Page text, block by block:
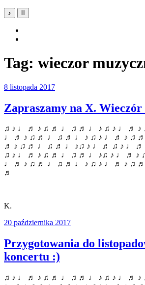
♪
Tag: wieczor
8 listopada 2017
Zapraszamy na X.
♫ ♪ ♩ ♬ ♪ ♫ ♬ ♩ ♫ ♬ ♩ ♪ ♫ ♪ ♩ ♬
♩ ♬ ♪ ♫ ♬ ♩ ♫ ♬ ♩ ♪ ♫ ♪ ♩ ♬ ♪ ♫ ♬
♬ ♪ ♫ ♬ ♩ ♫ ♬ ♩ ♪♫ ♪ ♩ ♬ ♫ ♪ ♩
♫ ♪ ♩ ♬ ♪ ♫ ♬ ♩ ♫ ♬ ♩ ♪♫ ♪ ♩ ♬ ♪
♩ ♬ ♪ ♫ ♬ ♩ ♫ ♬ ♩ ♪ ♫ ♪ ♩ ♬ ♪ ♫
♬
K.
20 października 2017
Przygotowania do
koncertu :)
♫ ♪ ♩ ♬ ♪ ♫ ♬ ♩ ♫ ♬ ♩ ♪ ♫ ♪ ♩ ♬